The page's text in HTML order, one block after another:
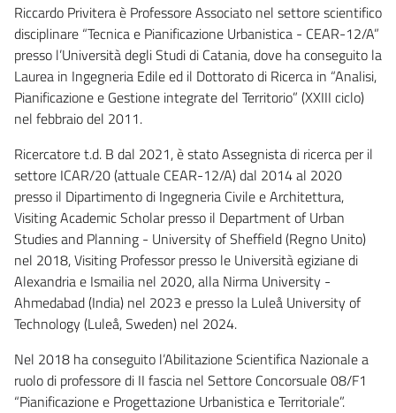
Riccardo Privitera è Professore Associato nel settore scientifico
disciplinare “Tecnica e Pianificazione Urbanistica - CEAR-12/A”
presso l’Università degli Studi di Catania, dove ha conseguito la
Laurea in Ingegneria Edile ed il Dottorato di Ricerca in “Analisi,
Pianificazione e Gestione integrate del Territorio” (XXIII ciclo)
nel febbraio del 2011.
Ricercatore t.d. B dal 2021, è stato Assegnista di ricerca per il
settore ICAR/20 (attuale CEAR-12/A) dal 2014 al 2020
presso il Dipartimento di Ingegneria Civile e Architettura,
Visiting Academic Scholar presso il Department of Urban
Studies and Planning - University of Sheffield (Regno Unito)
nel 2018, Visiting Professor presso le Università egiziane di
Alexandria e Ismailia nel 2020, alla Nirma University -
Ahmedabad (India) nel 2023 e presso la Luleå University of
Technology (Luleå, Sweden) nel 2024.
Nel 2018 ha conseguito l’Abilitazione Scientifica Nazionale a
ruolo di professore di II fascia nel Settore Concorsuale 08/F1
“Pianificazione e Progettazione Urbanistica e Territoriale”.